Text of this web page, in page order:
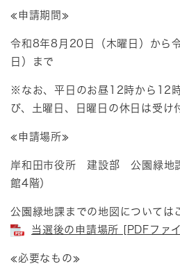
≪申請期間≫
令和8年8月20日（木曜日）から
日）まで
※なお、平日のお昼12時から12
び、土曜日、日曜日の休日は受け
≪申請場所≫
岸和田市役所 建設部 公園緑
館4階）
公園緑地課までの地図については
当選後の申請場所 [PDFファ
≪必要なもの≫